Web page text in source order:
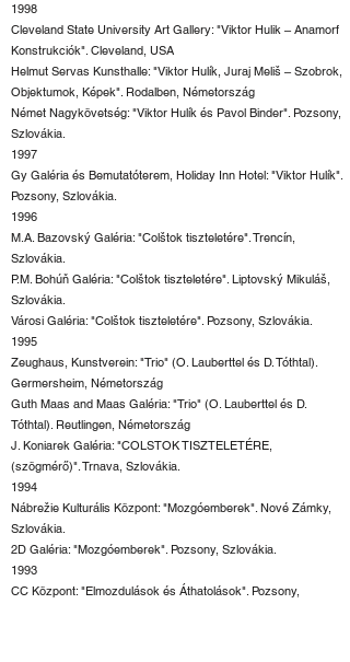
1998
Cleveland State University Art Gallery: "Viktor Hulik – Anamorf
Konstrukciók". Cleveland, USA
Helmut Servas Kunsthalle: "Viktor Hulík, Juraj Meliš – Szobrok,
Objektumok, Képek". Rodalben, Németország
Német Nagykövetség: "Viktor Hulík és Pavol Binder". Pozsony,
Szlovákia.
1997
Gy Galéria és Bemutatóterem, Holiday Inn Hotel: "Viktor Hulík".
Pozsony, Szlovákia.
1996
M.A. Bazovský Galéria: "Colštok tiszteletére". Trencín,
Szlovákia.
P.M. Bohúň Galéria: "Colštok tiszteletére". Liptovský Mikuláš,
Szlovákia.
Városi Galéria: "Colštok tiszteletére". Pozsony, Szlovákia.
1995
Zeughaus, Kunstverein: "Trio" (O. Lauberttel és D. Tóthtal).
Germersheim, Németország
Guth Maas and Maas Galéria: "Trio" (O. Lauberttel és D.
Tóthtal). Reutlingen, Németország
J. Koniarek Galéria: "COLSTOK TISZTELETÉRE,
(szögmérő)". Trnava, Szlovákia.
1994
Nábrežie Kulturális Központ: "Mozgóemberek". Nové Zámky,
Szlovákia.
2D Galéria: "Mozgóemberek". Pozsony, Szlovákia.
1993
CC Központ: "Elmozdulások és Áthatolások". Pozsony,